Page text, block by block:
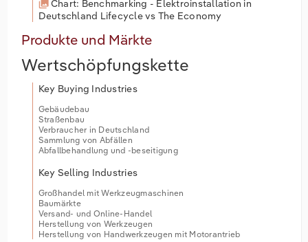
Chart: Benchmarking - Elektroinstallation in
Deutschland Lifecycle vs The Economy
Produkte und Märkte
Wertschöpfungskette
Key Buying Industries
Gebäudebau
Straßenbau
Verbraucher in Deutschland
Sammlung von Abfällen
Abfallbehandlung und -beseitigung
Key Selling Industries
Großhandel mit Werkzeugmaschinen
Baumärkte
Versand- und Online-Handel
Herstellung von Werkzeugen
Herstellung von Handwerkzeugen mit Motorantrieb